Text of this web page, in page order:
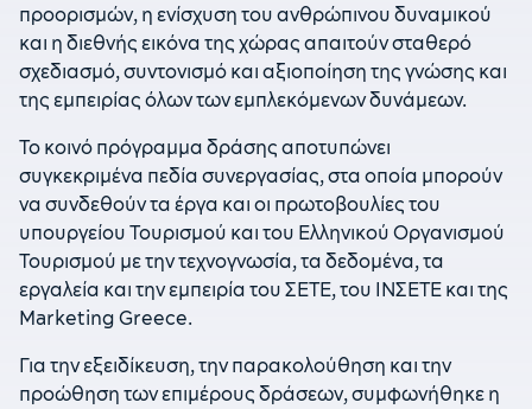
προορισμών, η ενίσχυση του ανθρώπινου δυναμικού
και η διεθνής εικόνα της χώρας απαιτούν σταθερό
σχεδιασμό, συντονισμό και αξιοποίηση της γνώσης και
της εμπειρίας όλων των εμπλεκόμενων δυνάμεων.
Το κοινό πρόγραμμα δράσης αποτυπώνει
συγκεκριμένα πεδία συνεργασίας, στα οποία μπορούν
να συνδεθούν τα έργα και οι πρωτοβουλίες του
υπουργείου Τουρισμού και του Ελληνικού Οργανισμού
Τουρισμού με την τεχνογνωσία, τα δεδομένα, τα
εργαλεία και την εμπειρία του ΣΕΤΕ, του ΙΝΣΕΤΕ και της
Marketing Greece.
Για την εξειδίκευση, την παρακολούθηση και την
προώθηση των επιμέρους δράσεων, συμφωνήθηκε η